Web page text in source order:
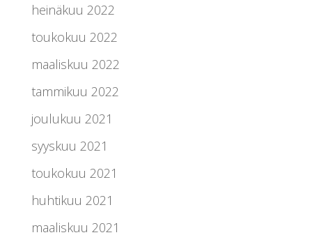
heinäkuu 2022
toukokuu 2022
maaliskuu 2022
tammikuu 2022
joulukuu 2021
syyskuu 2021
toukokuu 2021
huhtikuu 2021
maaliskuu 2021